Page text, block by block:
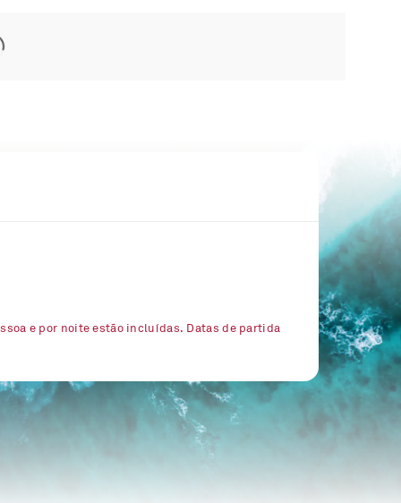
e por noite estão incluídas. Datas de partida